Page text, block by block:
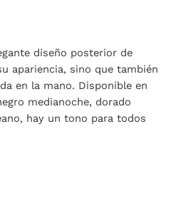
diseño posterior de
apariencia, sino que también
en la mano. Disponible en
medianoche, dorado
hay un tono para todos